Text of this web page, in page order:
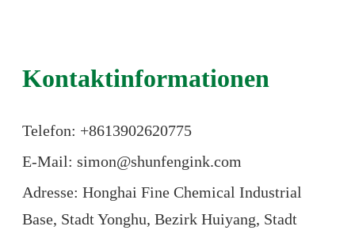
Kontaktinformationen
Telefon: +8613902620775
E-Mail: simon@shunfengink.com
Adresse: Honghai Fine Chemical Industrial
Base, Stadt Yonghu, Bezirk Huiyang, Stadt